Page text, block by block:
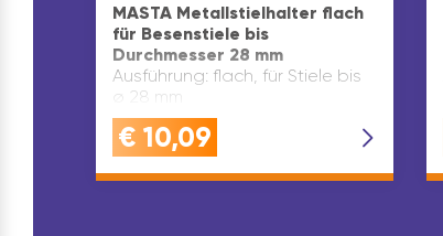
MASTA Metallstielhalter flach
für Besenstiele bis
Durchmesser 28 mm
Ausführung: flach, für Stiele bis
ø 28 mm
€ 10,09